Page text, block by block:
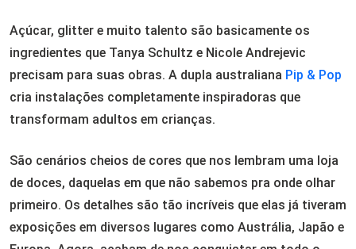
Açúcar, glitter e muito talento são basicamente os
ingredientes que Tanya Schultz e Nicole Andrejevic
precisam para suas obras. A dupla australiana Pip & Pop
cria instalações completamente inspiradoras que
transformam adultos em crianças.
São cenários cheios de cores que nos lembram uma loja
de doces, daquelas em que não sabemos pra onde olhar
primeiro. Os detalhes são tão incríveis que elas já tiveram
exposições em diversos lugares como Austrália, Japão e